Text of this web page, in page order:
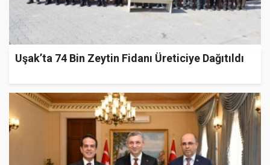
Uşak’ta 74 Bin Zeytin Fidanı Üreticiye Dağıtıldı